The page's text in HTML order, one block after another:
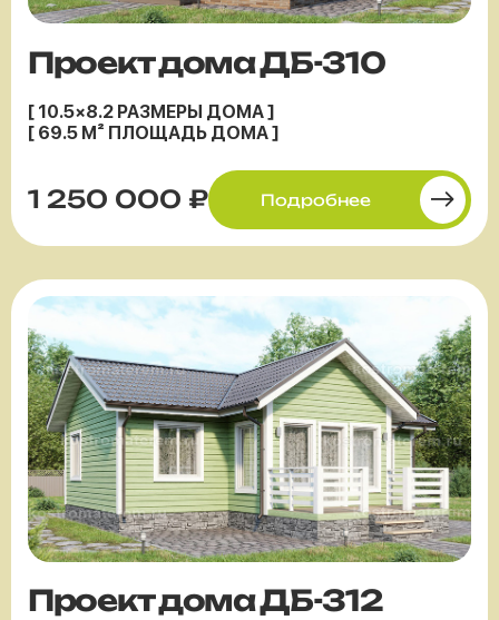
Проект дома ДБ-310
[ 10.5×8.2 РАЗМЕРЫ ДОМА ]
[ 69.5 М² ПЛОЩАДЬ ДОМА ]
1 250 000 ₽ Подробнее
Проект дома ДБ-312